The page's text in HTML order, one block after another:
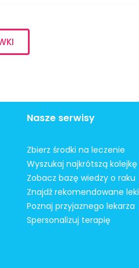
Nasze serwisy
Zbierz środki na leczenie
Wyszukaj najkrótszą kolejkę
Zobacz bazę wiedzy o raku
Znajdź rekomendowane leki
Poznaj przyjaznego lekarza
Spersonalizuj terapię